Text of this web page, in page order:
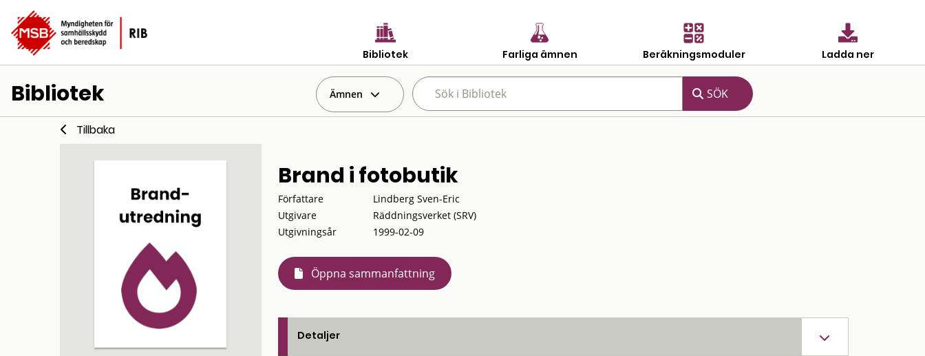
Bibliotek Farliga ämnen Beräkningsmoduler Ladda ner
Bibliotek Ämnen
Tillbaka
Brand i fotobutik
Författare
Lindberg Sven-Eric
Utgivare
Räddningsverket (SRV)
Utgivningsår
1999-02-09
Öppna sammanfattning
Detaljer